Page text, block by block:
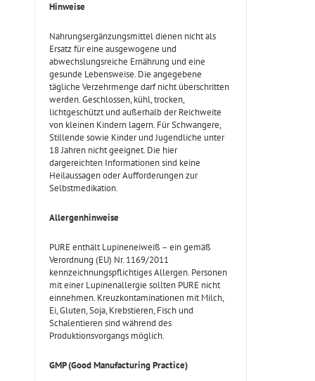
Hinweise
Nahrungsergänzungsmittel dienen nicht als
Ersatz für eine ausgewogene und
abwechslungsreiche Ernährung und eine
gesunde Lebensweise. Die angegebene
tägliche Verzehrmenge darf nicht überschritten
werden. Geschlossen, kühl, trocken,
lichtgeschützt und außerhalb der Reichweite
von kleinen Kindern lagern. Für Schwangere,
Stillende sowie Kinder und Jugendliche unter
18 Jahren nicht geeignet. Die hier
dargereichten Informationen sind keine
Heilaussagen oder Aufforderungen zur
Selbstmedikation.
Allergenhinweise
PURE enthält Lupineneiweiß – ein gemäß
Verordnung (EU) Nr. 1169/2011
kennzeichnungspflichtiges Allergen. Personen
mit einer Lupinenallergie sollten PURE nicht
einnehmen. Kreuzkontaminationen mit Milch,
Ei, Gluten, Soja, Krebstieren, Fisch und
Schalentieren sind während des
Produktionsvorgangs möglich.
GMP (Good Manufacturing Practice)